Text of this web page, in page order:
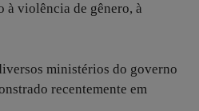
à violência de gênero, à
ministérios do governo
recentemente em